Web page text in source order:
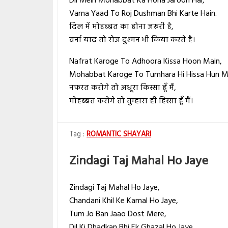
Varna Yaad To Roj Dushman Bhi Karte Hain.
दिल में मोहब्बत का होना जरूरी है,
वर्ना याद तो रोज दुश्मन भी किया करते है।
Nafrat Karoge To Adhoora Kissa Hoon Main,
Mohabbat Karoge To Tumhara Hi Hissa Hun
नफरत करोगे तो अधूरा किस्सा हूँ मैं,
मोहब्बत करोगे तो तुम्हारा ही हिस्सा हूँ मैं।
ROMANTIC SHAYARI
Zindagi Taj Mahal Ho Jaye
Zindagi Taj Mahal Ho Jaye,
Chandani Khil Ke Kamal Ho Jaye,
Tum Jo Ban Jaao Dost Mere,